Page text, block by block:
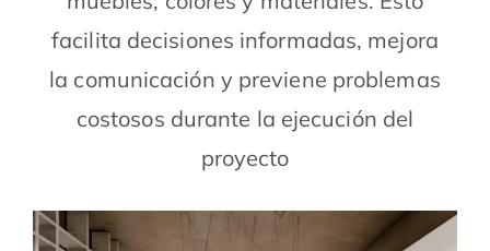
facilita decisiones informadas, mejora
la comunicación y previene problemas
costosos durante la ejecución del
proyecto